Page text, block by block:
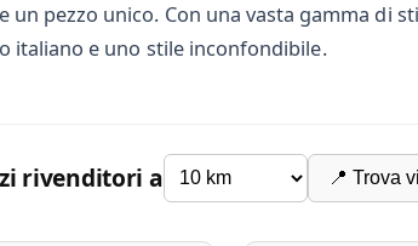
un pezzo unico. Con una vasta gamma di
italiano e uno stile inconfondibile.
rivenditori a 📍 Trova